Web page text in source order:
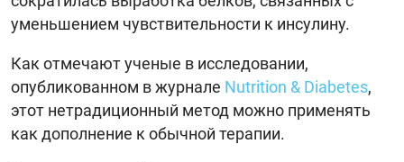
уменьшением чувствительности к инсулину.
Как отмечают ученые в исследовании,
опубликованном в журнале Nutrition & Diabetes,
этот нетрадиционный метод можно применять
как дополнение к обычной терапии.